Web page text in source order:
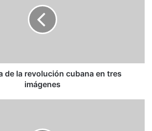
de la revolución cubana en tres
imágenes